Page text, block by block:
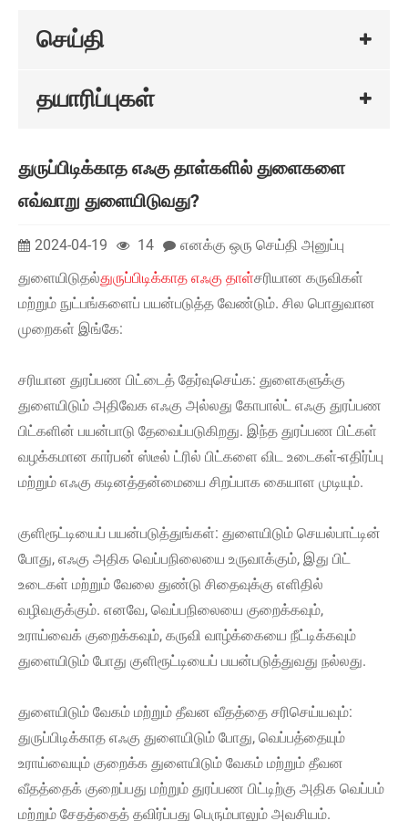
செய்தி
தயாரிப்புகள்
துருப்பிடிக்காத எஃகு தாள்களில் துளைகளை
எவ்வாறு துளையிடுவது?
2024-04-19 14
எனக்கு ஒரு செய்தி அனுப்பு
துளையிடுதல்துருப்பிடிக்காத எஃகு தாள்சரியான கருவிகள்
மற்றும் நுட்பங்களைப் பயன்படுத்த வேண்டும். சில பொதுவான
முறைகள் இங்கே:
சரியான துரப்பண பிட்டைத் தேர்வுசெய்க: துளைகளுக்கு
துளையிடும் அதிவேக எஃகு அல்லது கோபால்ட் எஃகு துரப்பண
பிட்களின் பயன்பாடு தேவைப்படுகிறது. இந்த துரப்பண பிட்கள்
வழக்கமான கார்பன் ஸ்டீல் ட்ரில் பிட்களை விட உடைகள்-எதிர்ப்பு
மற்றும் எஃகு கடினத்தன்மையை சிறப்பாக கையாள முடியும்.
குளிரூட்டியைப் பயன்படுத்துங்கள்: துளையிடும் செயல்பாட்டின்
போது, ​​எஃகு அதிக வெப்பநிலையை உருவாக்கும், இது பிட்
உடைகள் மற்றும் வேலை துண்டு சிதைவுக்கு எளிதில்
வழிவகுக்கும். எனவே, வெப்பநிலையை குறைக்கவும்,
உராய்வைக் குறைக்கவும், கருவி வாழ்க்கையை நீட்டிக்கவும்
துளையிடும் போது குளிரூட்டியைப் பயன்படுத்துவது நல்லது.
துளையிடும் வேகம் மற்றும் தீவன வீதத்தை சரிசெய்யவும்:
துருப்பிடிக்காத எஃகு துளையிடும் போது, ​​வெப்பத்தையும்
உராய்வையும் குறைக்க துளையிடும் வேகம் மற்றும் தீவன
வீதத்தைக் குறைப்பது மற்றும் துரப்பண பிட்டிற்கு அதிக வெப்பம்
மற்றும் சேதத்தைத் தவிர்ப்பது பெரும்பாலும் அவசியம்.